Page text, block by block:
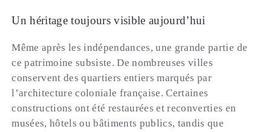
Un héritage toujours visible aujourd’hui
Même après les indépendances, une grande partie de
ce patrimoine subsiste. De nombreuses villes
conservent des quartiers entiers marqués par
l’architecture coloniale française. Certaines
constructions ont été restaurées et reconverties en
musées, hôtels ou bâtiments publics, tandis que